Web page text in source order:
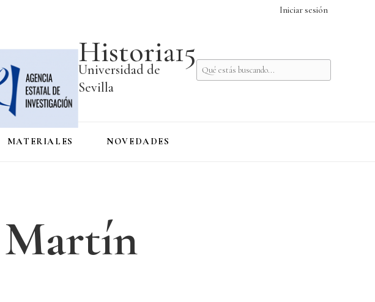
Iniciar sesión
Historia15
Universidad de
Sevilla
MATERIALES NOVEDADES